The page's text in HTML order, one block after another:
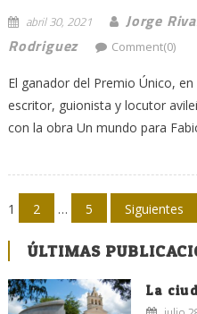
abril 30, 2021
Jorge
Rodriguez
Comment(0)
El ganador del Premio Único,
escritor, guionista y locutor
con la obra Un mundo para
Navegación
de
entradas
1 2 … 5 Siguientes
ÚLTIMAS
La